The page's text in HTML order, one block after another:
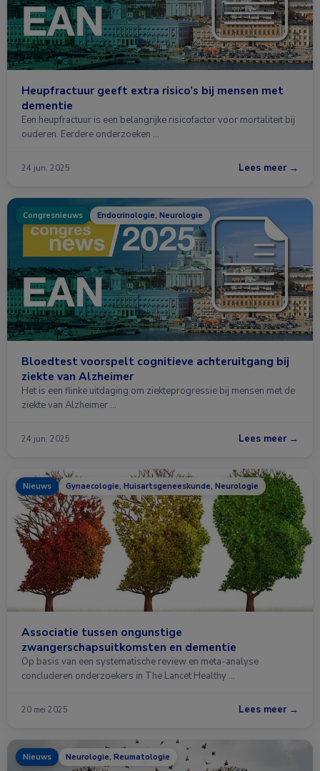
Heupfractuur geeft extra risico’s bij mensen met
dementie
Een heupfractuur is een belangrijke risicofactor voor mortaliteit bij
ouderen. Eerdere onderzoeken …
24 jun. 2025 Lees meer →
Congresnieuws Endocrinologie, Neurologie
Bloedtest voorspelt cognitieve achteruitgang bij
ziekte van Alzheimer
Het is een flinke uitdaging om ziekteprogressie bij mensen met de
ziekte van Alzheimer …
24 jun. 2025 Lees meer →
Nieuws Gynaecologie, Huisartsgeneeskunde, Neurologie
Associatie tussen ongunstige
zwangerschapsuitkomsten en dementie
Op basis van een systematische review en meta-analyse
concluderen onderzoekers in The Lancet Healthy …
20 mei 2025 Lees meer →
Nieuws Neurologie, Reumatologie